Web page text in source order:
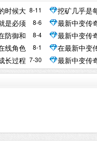
8-11
时候大
挖矿几乎是
做的事情
8-6
是必须
最新中变传
都是不怎么
8-4
防御和
最新中变传
戏当中拥有
8-1
线角色
在最新中变
7-30
长过程
最新中变传
事情就是查